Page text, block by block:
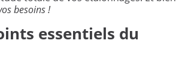
besoins !
essentiels du